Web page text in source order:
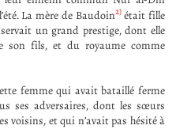
La mère de Baudoin2)était fille
un grand prestige, dont elle
son fils, et du royaume comme
femme qui avait bataillé ferme
ses adversaires, dont les sœurs
voisins, et qui n’avait pas hésité à